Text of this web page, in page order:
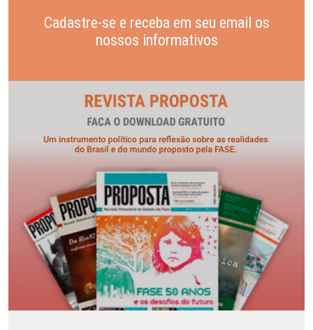
Cadastre-se e receba em seu email os
nossos informativos